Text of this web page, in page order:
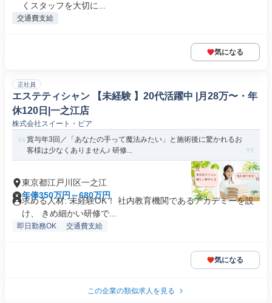
くスタッフを大切に...
交通費支給
気になる
正社員
エステティシャン 【未経験 】20代活躍中 |月28万〜・年
休120日|一之江店
株式会社スイート・ピア
賞与年3回／「あなたの手って魔法みたい」と施術後に驚かれるお
客様は少なくありません♪ 研修...
東京都江戸川区一之江
年俸350万円～680万円
求める人材: 未経験OK！ 社内教育機関であるアカデミーを設
け、 きめ細かい研修で...
即日勤務OK 交通費支給
気になる
この企業の類似求人を見る